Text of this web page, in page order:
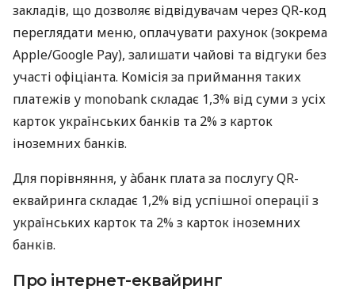
закладів, що дозволяє відвідувачам через QR-код
переглядати меню, оплачувати рахунок (зокрема
Apple/Google Pay), залишати чайові та відгуки без
участі офіціанта. Комісія за приймання таких
платежів у monobank складає 1,3% від суми з усіх
карток українських банків та 2% з карток
іноземних банків.
Для порівняння, у àбанк плата за послугу QR-
еквайринга складає 1,2% від успішної операції з
українських карток та 2% з карток іноземних
банків.
Про інтернет-еквайринг